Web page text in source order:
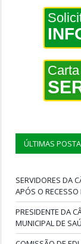
ÚLTIMAS
SERVIDORES DA
APÓS O
PRESIDENTE DA
MUNICIPAL DE